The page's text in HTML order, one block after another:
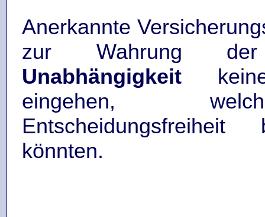
Anerkannte
zur Wahrung der
Unabhängigkeit
eingehen,
Entscheidungsfreiheit
könnten.